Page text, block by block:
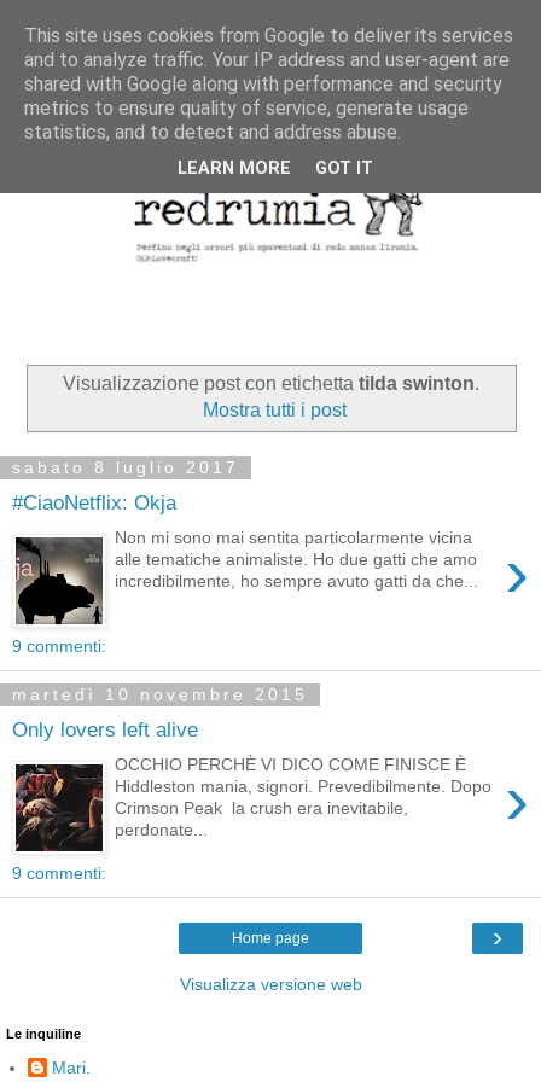
Visualizzazione post con etichetta tilda swinton.
Mostra tutti i post
sabato 8 luglio 2017
#CiaoNetflix: Okja
›
Non mi sono mai sentita particolarmente vicina
alle tematiche animaliste. Ho due gatti che amo
incredibilmente, ho sempre avuto gatti da che...
9 commenti:
martedì 10 novembre 2015
Only lovers left alive
›
OCCHIO PERCHÈ VI DICO COME FINISCE È
Hiddleston mania, signori. Prevedibilmente. Dopo
Crimson Peak la crush era inevitabile,
perdonate...
9 commenti:
›
Home page
Visualizza versione web
Le inquiline
Mari.
This site uses cookies from Google to deliver its services
and to analyze traffic. Your IP address and user-agent are
shared with Google along with performance and security
metrics to ensure quality of service, generate usage
statistics, and to detect and address abuse.
LEARN MORE GOT IT